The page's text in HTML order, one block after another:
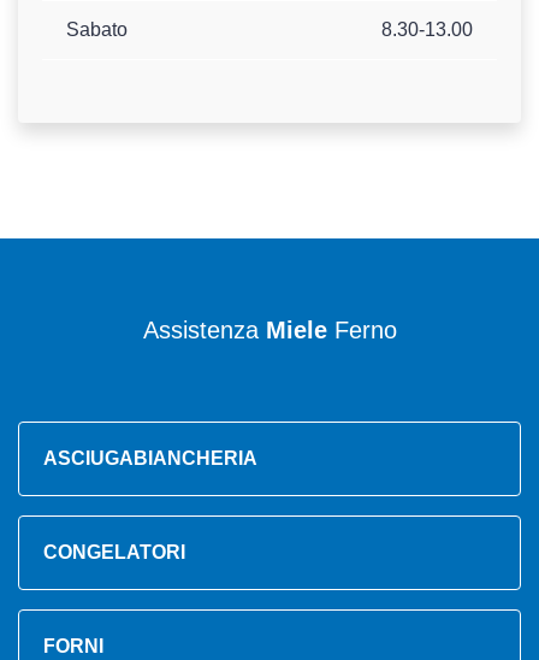
Sabato 8.30-13.00
Assistenza MieleFerno
ASCIUGABIANCHERIA
CONGELATORI
FORNI